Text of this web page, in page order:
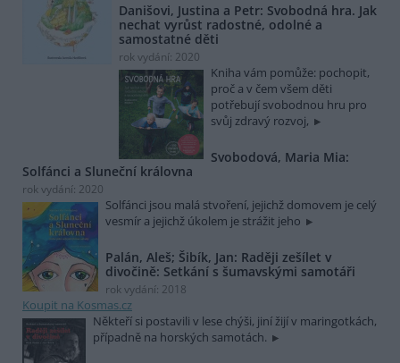
Danišovi, Justina a Petr: Svobodná hra. Jak
nechat vyrůst radostné, odolné a
samostatné děti
rok vydání: 2020
Kniha vám pomůže: pochopit,
proč a v čem všem děti
potřebují svobodnou hru pro
svůj zdravý rozvoj,
Svobodová, Maria Mia:
Solfánci a Sluneční královna
rok vydání: 2020
Solfánci jsou malá stvoření, jejichž domovem je celý
vesmír a jejichž úkolem je strážit jeho
Palán, Aleš; Šibík, Jan: Raději zešílet v
divočině: Setkání s šumavskými samotáři
rok vydání: 2018
Koupit na Kosmas.cz
Někteří si postavili v lese chýši, jiní žijí v maringotkách,
případně na horských samotách.